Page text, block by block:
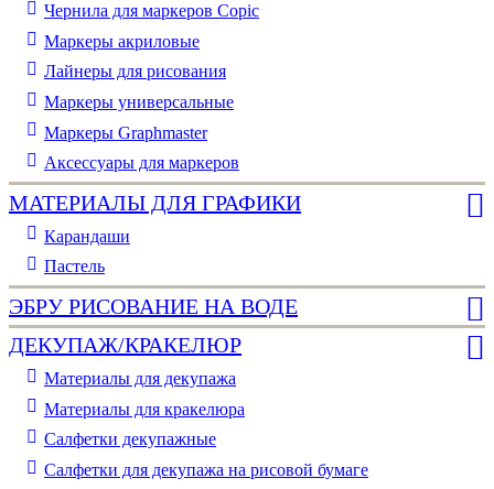
Чернила для маркеров Copic
Маркеры акриловые
Лайнеры для рисования
Маркеры универсальные
Маркеры Graphmaster
Аксессуары для маркеров
МАТЕРИАЛЫ ДЛЯ ГРАФИКИ
Карандаши
Пастель
ЭБРУ РИСОВАНИЕ НА ВОДЕ
ДЕКУПАЖ/КРАКЕЛЮР
Материалы для декупажа
Материалы для кракелюра
Cалфетки декупажные
Салфетки для декупажа на рисовой бумаге